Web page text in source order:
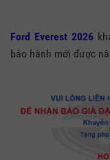
Ford Everest 2026
bảo hành mới được